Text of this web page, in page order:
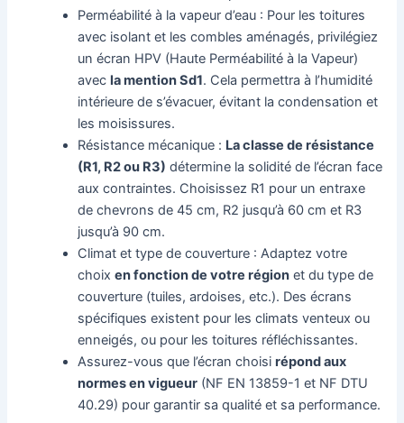
Perméabilité à la vapeur d’eau : Pour les toitures
avec isolant et les combles aménagés, privilégiez
un écran HPV (Haute Perméabilité à la Vapeur)
avecla mention Sd1. Cela permettra à l’humidité
intérieure de s’évacuer, évitant la condensation et
les moisissures.
Résistance mécanique : La classe de résistance
(R1, R2 ou R3) détermine la solidité de l’écran face
aux contraintes. Choisissez R1 pour un entraxe
de chevrons de 45 cm, R2 jusqu’à 60 cm et R3
jusqu’à 90 cm.
Climat et type de couverture : Adaptez votre
choixen fonction de votre région et du type de
couverture (tuiles, ardoises, etc.). Des écrans
spécifiques existent pour les climats venteux ou
enneigés, ou pour les toitures réfléchissantes.
Assurez-vous que l’écran choisirépond aux
normes en vigueur (NF EN 13859-1 et NF DTU
40.29) pour garantir sa qualité et sa performance.